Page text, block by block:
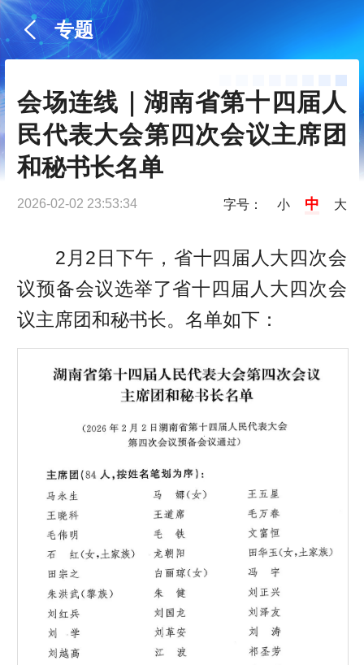
专题
会场连线｜湖南省第十四届人
民代表大会第四次会议主席团
和秘书长名单
2026-02-02 23:53:34 字号： 小 中 大
2月2日下午，省十四届人大四次会
议预备会议选举了省十四届人大四次会
议主席团和秘书长。名单如下：